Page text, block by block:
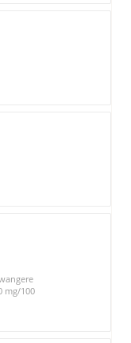
mg/100